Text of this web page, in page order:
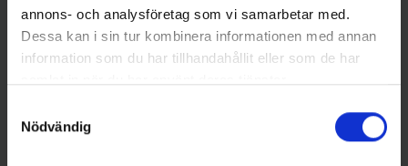
annons- och analysföretag som vi samarbetar med.
Dessa kan i sin tur kombinera informationen med annan
information som du har tillhandahållit eller som de har
Nödvändig
Abu Garcia
Ambassadeur 7000 C
Westin
Westin W3 Powerspin-T 2nd